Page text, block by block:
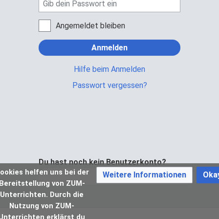
Angemeldet bleiben
Anmelden
Hilfe beim Anmelden
Passwort vergessen?
Du hast noch kein Benutzerkonto?
Bei ZUM-Unterrichten registrieren
helfen uns bei der
von ZUM-
Unterrichten. Durch die
Nutzung von ZUM-
erklärst du
Weitere Informationen